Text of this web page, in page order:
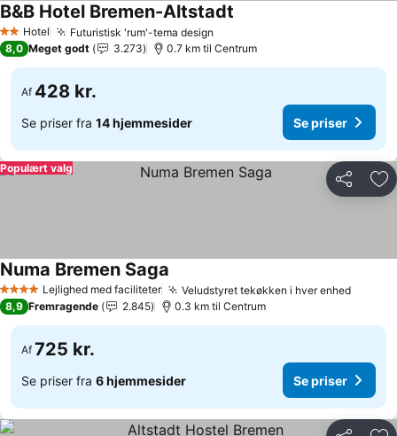
2 Stjerner
Hotel Futuristisk 'rum'-tema design
B&B Hotel Bremen-Altstadt
8,0 Meget godt 3.273 0.7 km til Centrum
Af 428 kr.
Se priser fra 14 hjemmesider Se priser
Del
Populært valg
4 StjernerLejlighed med faciliteter Veludstyret tekøkken i hver enhed
Numa Bremen Saga
8,9 Fremragende 2.845 0.3 km til Centrum
Af 725 kr.
Se priser fra 6 hjemmesider Se priser